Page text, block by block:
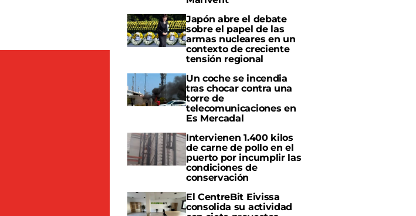
Japón abre el debate
sobre el papel de las
armas nucleares en un
contexto de creciente
tensión regional
Un coche se incendia
tras chocar contra una
torre de
telecomunicaciones en
Es Mercadal
Intervienen 1.400 kilos
de carne de pollo en el
puerto por incumplir las
condiciones de
conservación
El CentreBit Eivissa
consolida su actividad